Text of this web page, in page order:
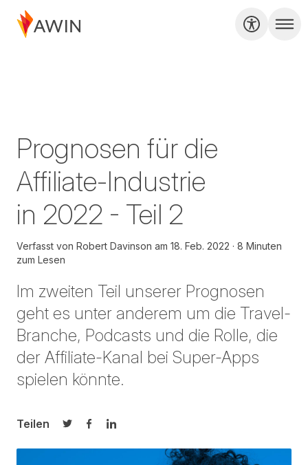
Prognosen für die
Affiliate-Industrie
in 2022 - Teil 2
Verfasst von Robert Davinson am 18. Feb. 2022
8 Minuten
zum Lesen
Im zweiten Teil unserer Prognosen
geht es unter anderem um die Travel-
Branche, Podcasts und die Rolle, die
der Affiliate-Kanal bei Super-Apps
spielen könnte.
Teilen
Auf Twitter teilen
Auf Facebook teilen
Auf LinkedIn teilen